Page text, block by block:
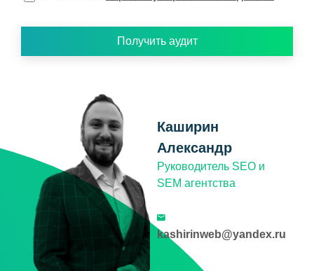
Получить аудит
Каширин
Александр
Руководитель SEO и
SEM агентства
kashirinweb@yandex.ru